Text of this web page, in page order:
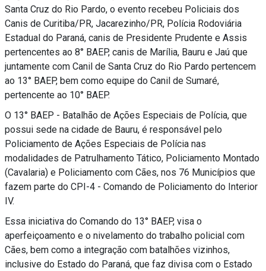
Santa Cruz do Rio Pardo, o evento recebeu Policiais dos
Canis de Curitiba/PR, Jacarezinho/PR, Polícia Rodoviária
Estadual do Paraná, canis de Presidente Prudente e Assis
pertencentes ao 8° BAEP, canis de Marília, Bauru e Jaú que
juntamente com Canil de Santa Cruz do Rio Pardo pertencem
ao 13° BAEP, bem como equipe do Canil de Sumaré,
pertencente ao 10° BAEP.
O 13° BAEP - Batalhão de Ações Especiais de Polícia, que
possui sede na cidade de Bauru, é responsável pelo
Policiamento de Ações Especiais de Polícia nas
modalidades de Patrulhamento Tático, Policiamento Montado
(Cavalaria) e Policiamento com Cães, nos 76 Municípios que
fazem parte do CPI-4 - Comando de Policiamento do Interior
IV.
Essa iniciativa do Comando do 13° BAEP, visa o
aperfeiçoamento e o nivelamento do trabalho policial com
Cães, bem como a integração com batalhões vizinhos,
inclusive do Estado do Paraná, que faz divisa com o Estado